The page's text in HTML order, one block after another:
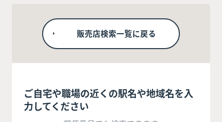
販売店検索一覧に戻る
ご自宅や職場の近くの駅名や地域名を入
力してください